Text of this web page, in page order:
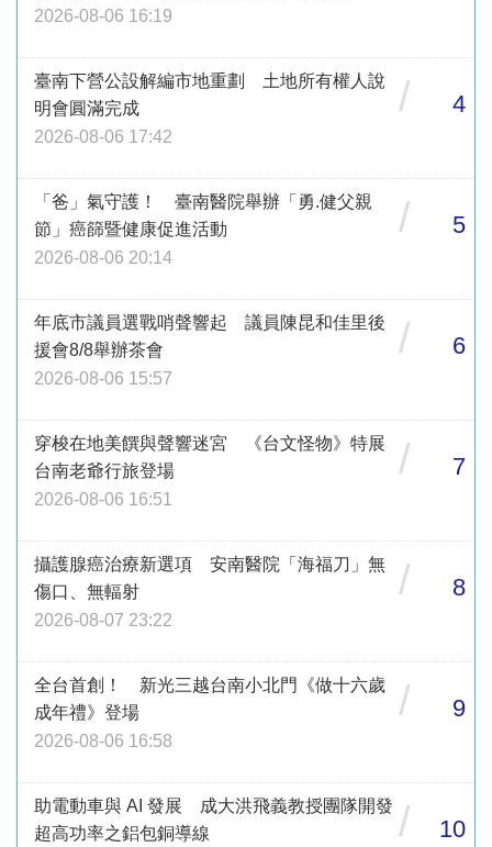
2026-08-06 16:19
臺南下營公設解編市地重劃 土地所有權人說
明會圓滿完成
2026-08-06 17:42
/ 4
「爸」氣守護！ 臺南醫院舉辦「勇.健父親
節」癌篩暨健康促進活動
2026-08-06 20:14
/ 5
年底市議員選戰哨聲響起 議員陳昆和佳里後
援會8/8舉辦茶會
2026-08-06 15:57
/ 6
穿梭在地美饌與聲響迷宮 《台文怪物》特展
台南老爺行旅登場
2026-08-06 16:51
/ 7
攝護腺癌治療新選項 安南醫院「海福刀」無
傷口、無輻射
2026-08-07 23:22
/ 8
全台首創！ 新光三越台南小北門《做十六歲
成年禮》登場
2026-08-06 16:58
/ 9
助電動車與 AI 發展 成大洪飛義教授團隊開發
超高功率之鋁包銅導線
/ 10